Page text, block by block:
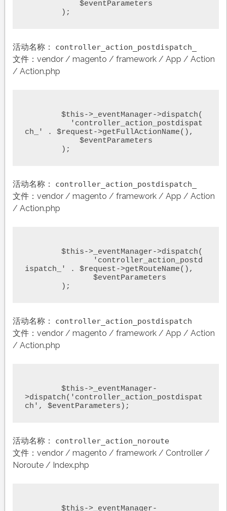
	);
活动名称： controller_action_postdispatch_
文件：vendor / magento / framework / App / Action
/ Action.php
ch_' . $request->getFullActionName(),
	);
活动名称： controller_action_postdispatch_
文件：vendor / magento / framework / App / Action
/ Action.php
ispatch_' . $request->getRouteName(),
	);
活动名称： controller_action_postdispatch
文件：vendor / magento / framework / App / Action
/ Action.php
>dispatch('controller_action_postdispat
ch', $eventParameters);
活动名称： controller_action_noroute
文件：vendor / magento / framework / Controller /
Noroute / Index.php